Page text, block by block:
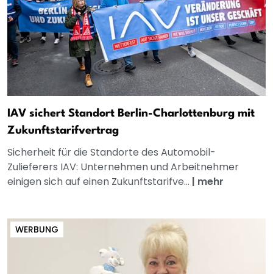
IAV sichert Standort Berlin-Charlottenburg mit
Zukunftstarifvertrag
Sicherheit für die Standorte des Automobil-
Zulieferers IAV: Unternehmen und Arbeitnehmer
einigen sich auf einen Zukunftstarifve... | mehr
WERBUNG